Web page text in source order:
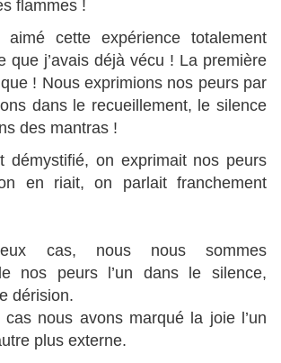
flammes !
aimé cette expérience totalement
que j’avais déjà vécu ! La première
! Nous exprimions nos peurs par
dans le recueillement, le silence
des mantras !
démystifié, on exprimait nos peurs
en riait, on parlait franchement
cas, nous nous sommes
nos peurs l’un dans le silence,
dérision.
nous avons marqué la joie l’un
plus externe.